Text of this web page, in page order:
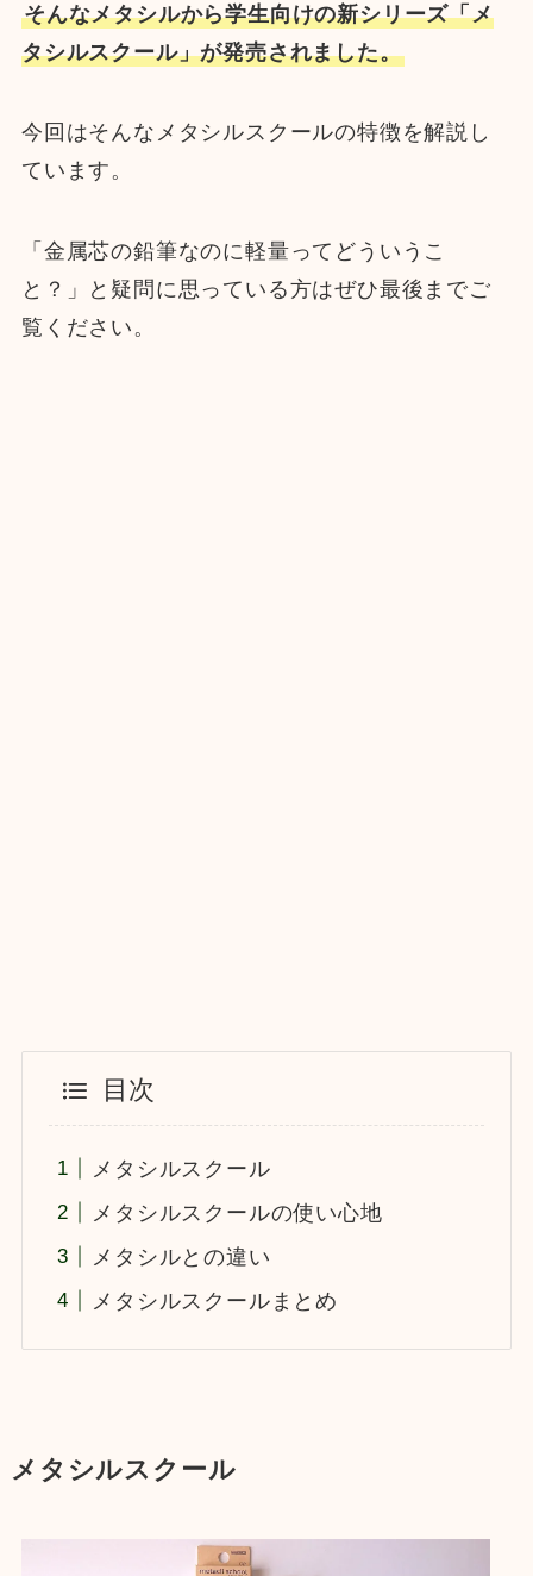
そんなメタシルから学生向けの新シリーズ「メ
タシルスクール」が発売されました。
今回はそんなメタシルスクールの特徴を解説し
ています。
「金属芯の鉛筆なのに軽量ってどういうこ
と？」と疑問に思っている方はぜひ最後までご
覧ください。
目次
メタシルスクール
メタシルスクールの使い心地
メタシルとの違い
メタシルスクールまとめ
メタシルスクール